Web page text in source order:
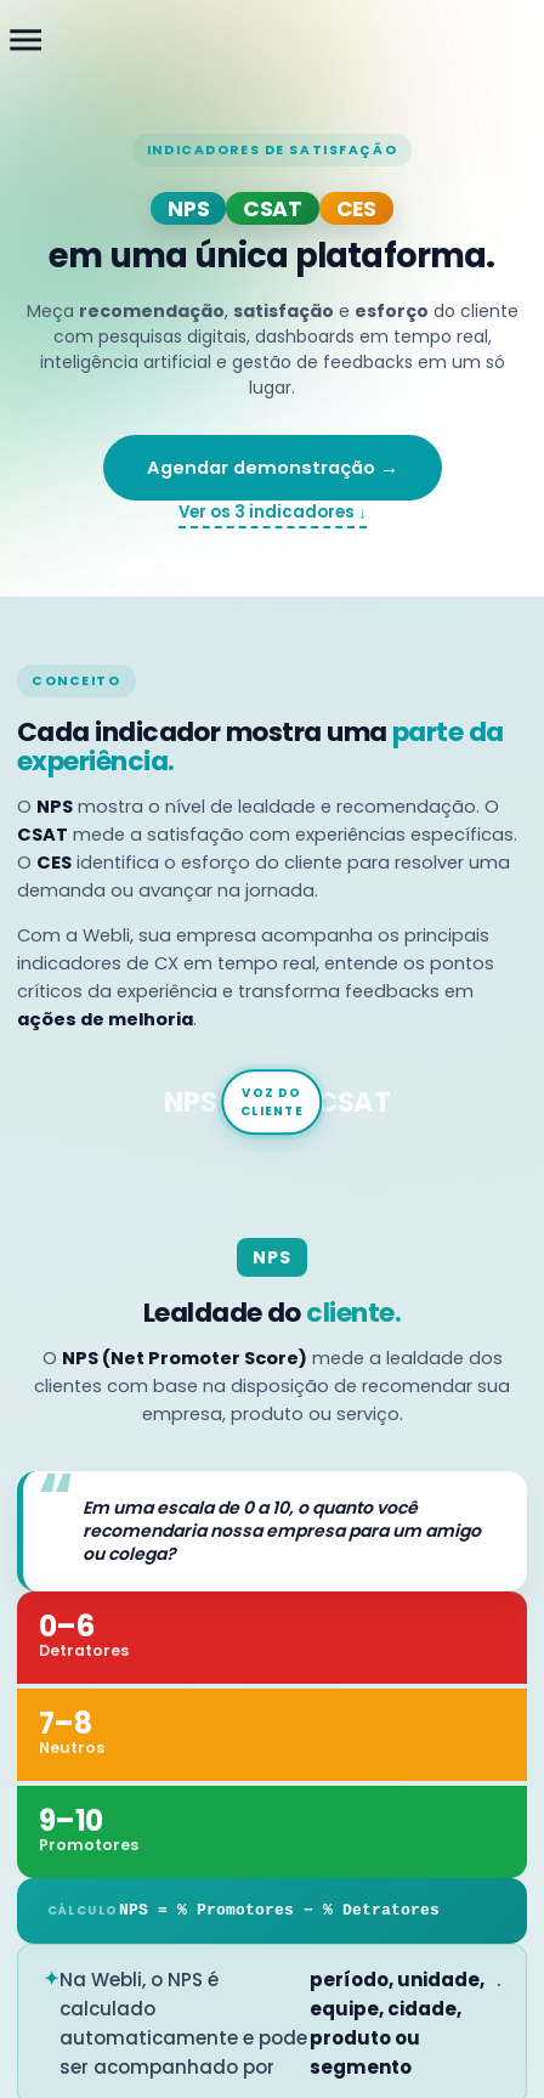
menu
INDICADORES DE SATISFAÇÃO
NPS CSAT CES
em uma única plataforma.
Meça recomendação, satisfação e esforço do cliente
com pesquisas digitais, dashboards em tempo real,
inteligência artificial e gestão de feedbacks em um só
lugar.
Agendar demonstração →
Ver os 3 indicadores ↓
CONCEITO
Cada indicador mostra umaparte da
experiência.
O NPS mostra o nível de lealdade e recomendação. O
CSAT mede a satisfação com experiências específicas.
O CES identifica o esforço do cliente para resolver uma
demanda ou avançar na jornada.
Com a Webli, sua empresa acompanha os principais
indicadores de CX em tempo real, entende os pontos
críticos da experiência e transforma feedbacks em
ações de melhoria.
NPS CSAT
CES
VOZ DO
CLIENTE
NPS
Lealdade docliente.
O NPS (Net Promoter Score) mede a lealdade dos
clientes com base na disposição de recomendar sua
empresa, produto ou serviço.
“ Em uma escala de 0 a 10, o quanto você
recomendaria nossa empresa para um amigo
ou colega?
0–6
Detratores
7–8
Neutros
9–10
Promotores
CÁLCULO NPS = % Promotores − % Detratores
✦Na Webli, o NPS é
calculado
automaticamente e pode
ser acompanhado por
período, unidade,
equipe, cidade,
produto ou
segmento
.